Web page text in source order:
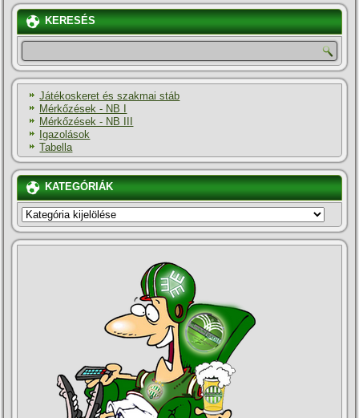
KERESÉS
Játékoskeret és szakmai stáb
Mérkőzések - NB I
Mérkőzések - NB III
Igazolások
Tabella
KATEGÓRIÁK
KATEGÓRIÁK